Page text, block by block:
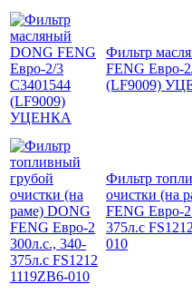
Фильтр
FENG Евро-
(LF9009)
Фильтр
очистки (на
FENG Евро-
375л.с
010